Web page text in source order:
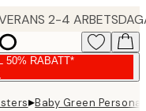
2-4
50% RABATT*
▸Baby Green